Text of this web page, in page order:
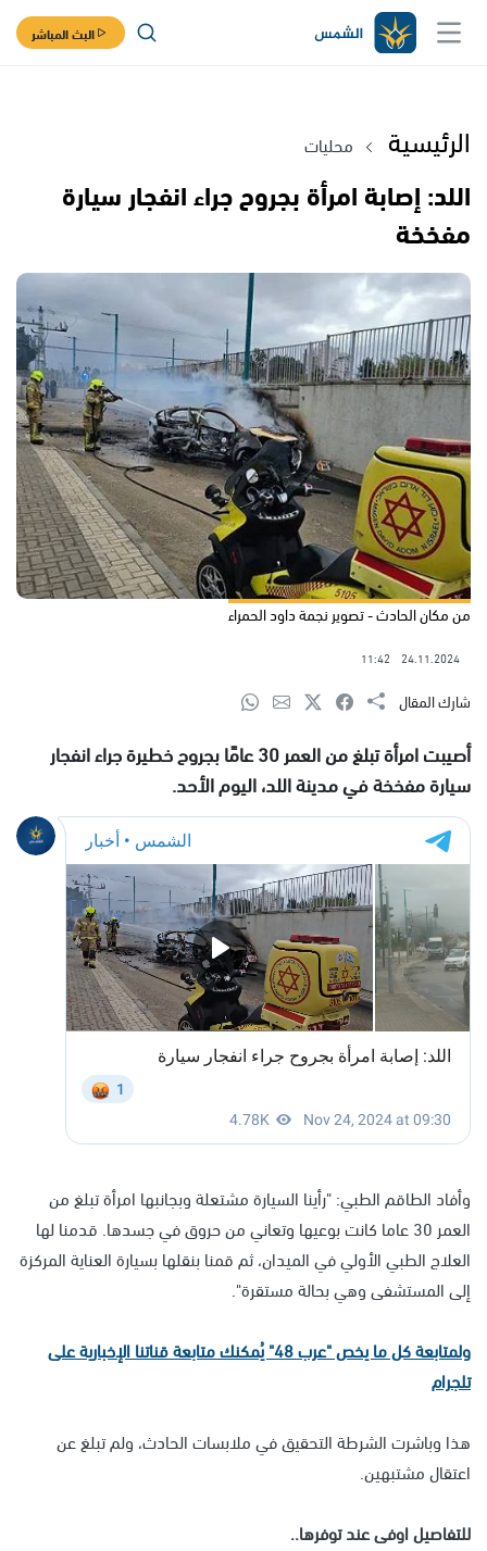
البث المباشر
الرئيسية محليات
اللد: إصابة امرأة بجروح جراء انفجار سيارة
مفخخة
من مكان الحادث - تصوير نجمة داود الحمراء
24.11.2024
11:42
شارك المقال
أصيبت امرأة تبلغ من العمر 30 عامًا بجروح خطيرة جراء انفجار
سيارة مفخخة في مدينة اللد، اليوم الأحد.
وأفاد الطاقم الطبي: "رأينا السيارة مشتعلة وبجانبها امرأة تبلغ من
العمر 30 عاما كانت بوعيها وتعاني من حروق في جسدها. قدمنا ​​لها
العلاج الطبي الأولي في الميدان، ثم قمنا بنقلها بسيارة العناية المركزة
إلى المستشفى وهي بحالة مستقرة".
ولمتابعة كل ما يخص "عرب 48" يُمكنك متابعة قناتنا الإخبارية على
تلجرام
هذا وباشرت الشرطة التحقيق في ملابسات الحادث، ولم تبلغ عن
اعتقال مشتبهين.
للتفاصيل اوفى عند توفرها..